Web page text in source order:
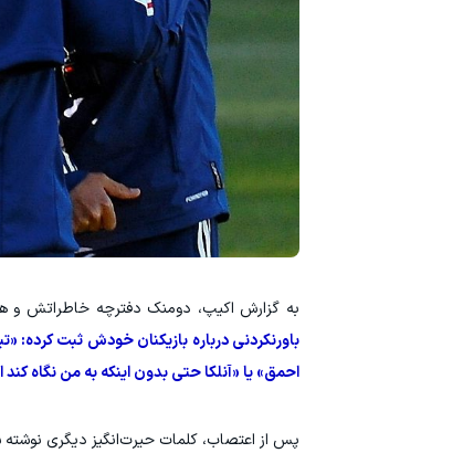
به گزارش اکیپ، دومنک دفترچه خاطراتش و
باورنکردنی درباره بازیکنان خودش ثبت
احمق» یا «آنلکا حتی بدون اینکه به من نگاه
پس از اعتصاب، کلمات حیرت‌انگیز دیگری